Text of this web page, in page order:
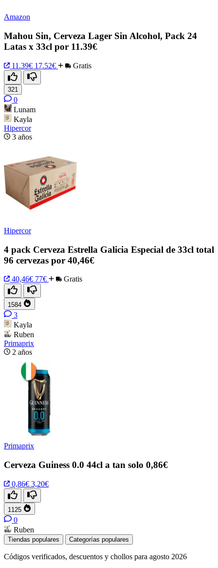
Amazon
Mahou Sin, Cerveza Lager Sin Alcohol, Pack 24
Latas x 33cl por 11.39€
11.39€ 17.52€ Gratis
321
0
Lunam
Kayla
Hipercor
3 años
Hipercor
4 pack Cerveza Estrella Galicia Especial de 33cl total
96 cervezas por 40,46€
40,46€ 77€ Gratis
1584
3
Kayla
Ruben
Primaprix
2 años
Primaprix
Cerveza Guiness 0.0 44cl a tan solo 0,86€
0,86€ 3,20€
1125
0
Ruben
Tiendas populares Categorías populares
Códigos verificados, descuentos y chollos para agosto 2026